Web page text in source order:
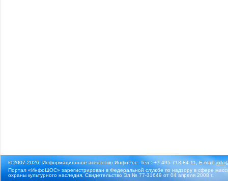
© 2007-2026, Информационное агентство ИнфоРос. Тел.: +7 495 718-84-11, E-mail:
Портал «ИнфоШОС» зарегистрирован в Федеральной службе по надзору в сфере
охраны культурного наследия. Свидетельство Эл № 77-31649 от 04 апреля 2008 г.